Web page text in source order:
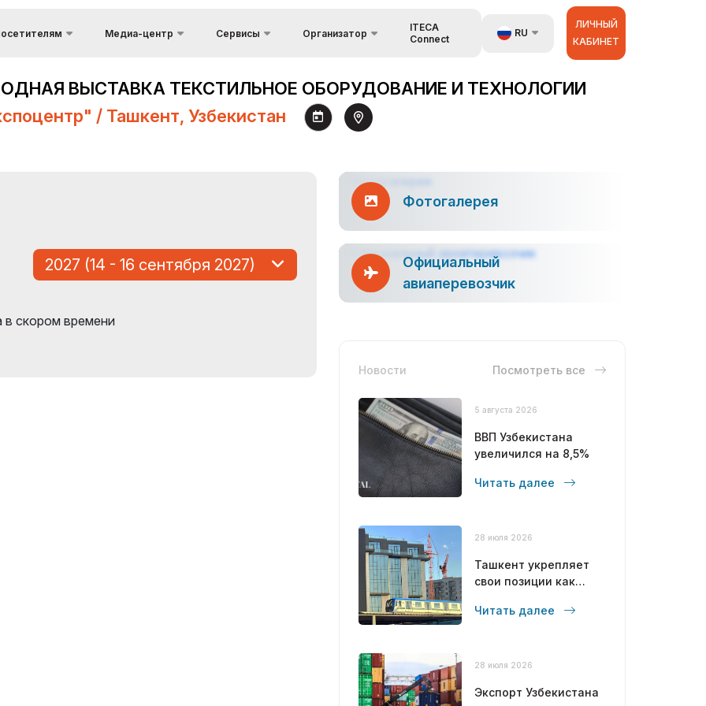
проведения
Тур
Медиа-центр
Видеогалерея
Пресс-релизы
Сервисы
Доставка груза и
Таможенные услуги
Организатор
Kонтакты
Об организаторах
ITECA
Connect
RU
EN
ЛИЧНЫЙ
КАБИНЕТ
ВЫСТАВКА ТЕКСТИЛЬНОЕ ОБОРУДОВАНИЕ И ТЕХНОЛОГИИ
/ Ташкент, Узбекистан
2027 (14 - 16 сентября 2027)
скором времени
Фотогалерея
Официальный
авиаперевозчик
Новости Посмотреть все
5 августа 2026
ВВП Узбекистана
увеличился на 8,5%
Читать далее
28 июля 2026
Ташкент укрепляет
свои позиции как
мегаполис
Читать далее
28 июля 2026
Экспорт Узбекистана